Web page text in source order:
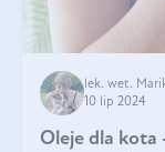
lek. wet.
10 lip 2024
Oleje dla kota